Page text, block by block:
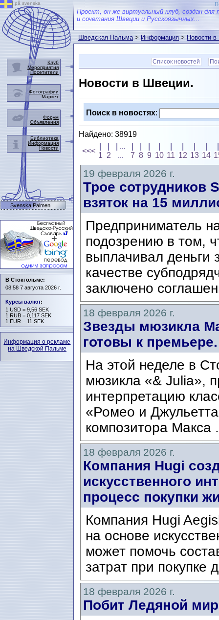
Проект, он же виртуальный клуб, создан для
и сочетания Швеции и Русскоязычных...
Шведская Пальма>Информация>Новости
Список новостей
Новости в Швеции.
Поиск в новостях:
Найдено: 38919
<<<
1 2
| ...
...
7 8 9 10 11 12 13 14
19 февраля 2026 г.
Трое сотрудников
взяток на 15
Предприниматель
подозрению в том,
выплачивал деньги
качестве
заключено
18 февраля 2026 г.
Звезды мюзикла
готовы к премьере.
На этой неделе в
мюзикла «& Julia»,
интерпретацию
«Ромео и
композитора Макса
18 февраля 2026 г.
Компания Hugi
искусственного
процесс покупки
Компания Hugi
на основе
может помочь
затрат при покупке
18 февраля 2026 г.
Побит Ледяной
på svenska
Клуб
Мероприятия
Посетители
Фотографии
Маркет
Форум
Объявления
Библиотека
Информация
Новости
Svenska Palmen
В Стокгольме:
08:58 7 августа 2026 г.
Курсы валют:
1 USD = 9,56 SEK
1 RUB = 0,117 SEK
1 EUR = 11 SEK
Информация о рекламе
на Шведской Пальме